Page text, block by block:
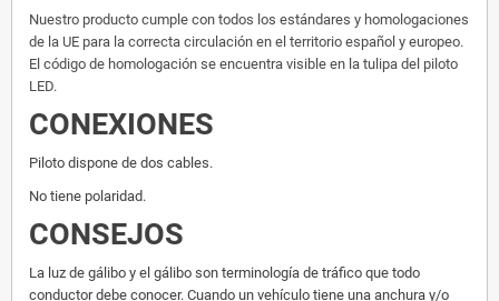
Nuestro producto cumple con todos los estándares y homologaciones
de la UE para la correcta circulación en el territorio español y europeo.
El código de homologación se encuentra visible en la tulipa del piloto
LED.
CONEXIONES
Piloto dispone de dos cables.
No tiene polaridad.
CONSEJOS
La luz de gálibo y el gálibo son terminología de tráfico que todo
conductor debe conocer. Cuando un vehículo tiene una anchura y/o